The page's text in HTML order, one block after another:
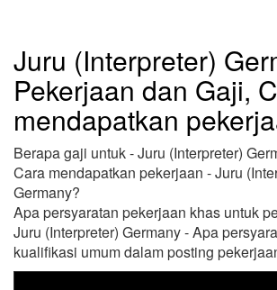
Juru (Interpreter)
Pekerjaan dan Gaji,
mendapatkan
Berapa gaji untuk - Juru (Interpreter)
Cara mendapatkan pekerjaan - Juru
Germany?
Apa persyaratan pekerjaan khas untuk
Juru (Interpreter) Germany - Apa
kualifikasi umum dalam posting